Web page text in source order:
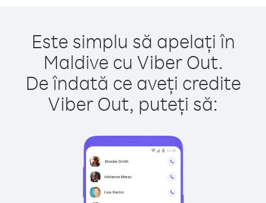
Este simplu să apelați în
Maldive cu Viber Out.
De îndată ce aveți credite
Viber Out, puteți să: